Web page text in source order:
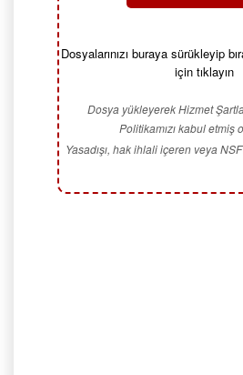
Dosyalarınızı buraya sürükleyip
için tıklayın
Dosya yükleyerek Hizmet
Politikamızı kabul etmiş
Yasadışı, hak ihlali içeren veya